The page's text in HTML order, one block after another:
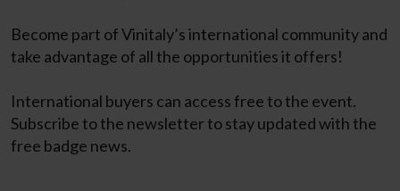
Become part of Vinitaly’s international community and
take advantage of all the opportunities it offers!
International buyers can access free to the event.
Subscribe to the newsletter to stay updated with the
free badge news.